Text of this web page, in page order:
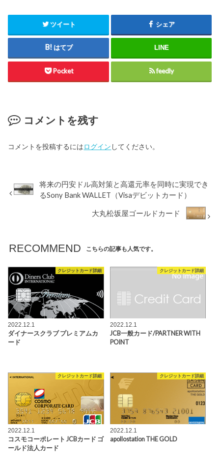
ツイート シェア
はてブ LINE
Pocket feedly
コメントを残す
コメントを投稿するにはログイン してください。
将来の円安ドル高対策と高還元率を同時に実現でき
るSony Bank WALLET（Visaデビットカード）
大丸松坂屋ゴールドカード
RECOMMEND こちらの記事も人気です。
クレジットカード詳細
2022.12.1
ダイナースクラブ プレミアムカ
ード
クレジットカード詳細
2022.12.1
JCB一般カード/PARTNER WITH
POINT
クレジットカード詳細
2022.12.1
コスモコーポレート JCBカード ゴ
ールド法人カード
クレジットカード詳細
2022.12.1
apollostation THE GOLD